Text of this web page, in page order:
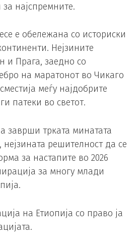
најспремните.
е обележана со историски
Нејзините
и Прага, заедно со
на маратонот во Чикаго
меѓу најдобрите
патеки во светот.
заврши трката минатата
решителност да се
за настапите во 2026
за многу млади
на Етиопија со право ја